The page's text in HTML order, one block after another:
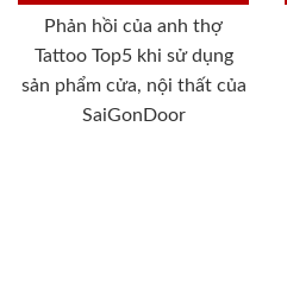
Phản hồi của anh thợ
Tattoo Top5 khi sử dụng
sản phẩm cửa, nội thất của
SaiGonDoor